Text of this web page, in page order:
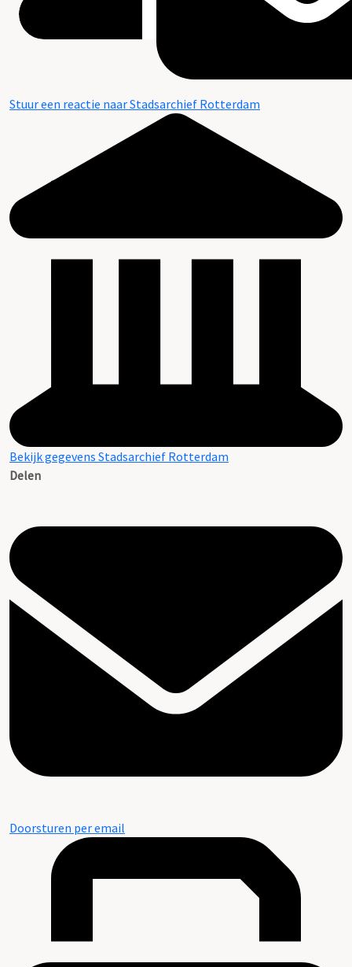
Stuur een reactie naar Stadsarchief Rotterdam
Bekijk gegevens Stadsarchief Rotterdam
Delen
Doorsturen per email